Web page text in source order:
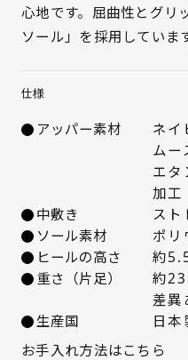
サイズを選択してくだ
21.5cm × 在庫なし
22cm ○ 在庫あり
22.5cm △ 残りわず
心地です。屈曲性とグリ
ソール」を採用していま
仕様
アッパー素材
ネイ
ムー
エタ
加工
中敷き
スト
ソール素材
ポリ
ヒールの高さ
約
重さ（片足）
約
差異
生産国
日本
お手入れ方法はこちら